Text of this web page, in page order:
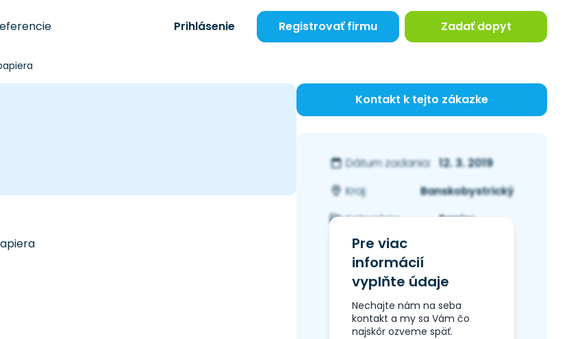
Prihlásenie Registrovať firmu Zadať dopyt
Kontakt k tejto zákazke
Dátum zadania: 12. 3. 2019
Kraj:
Banskobystrický
Kategória:
Papier
Pre viac
informácií
vyplňte údaje
Nechajte nám na seba
kontakt a my sa Vám čo
najskôr ozveme späť.